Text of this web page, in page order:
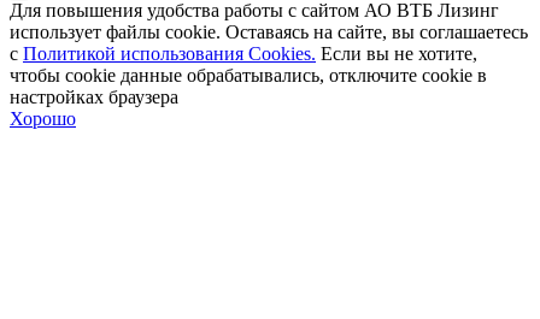
Для повышения удобства работы с сайтом АО ВТБ Лизинг
использует файлы cookie. Оставаясь на сайте, вы соглашаетесь
с Политикой использования Cookies. Если вы не хотите,
чтобы сookie данные обрабатывались, отключите cookie в
настройках браузера
Хорошо